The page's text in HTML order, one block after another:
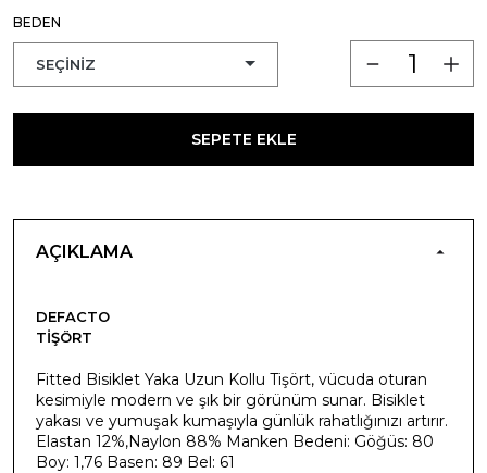
BEDEN
SEPETE EKLE
AÇIKLAMA
DEFACTO
TIŞÖRT
Fitted Bisiklet Yaka Uzun Kollu Tişört, vücuda oturan
kesimiyle modern ve şık bir görünüm sunar. Bisiklet
yakası ve yumuşak kumaşıyla günlük rahatlığınızı artırır.
Elastan 12%,Naylon 88% Manken Bedeni: Göğüs: 80
Boy: 1,76 Basen: 89 Bel: 61